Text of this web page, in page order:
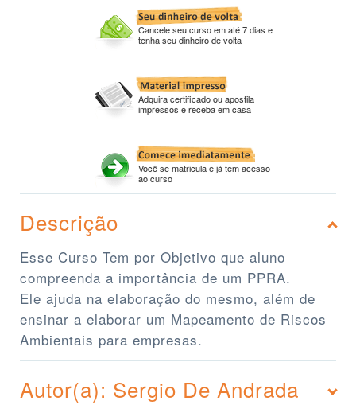
Cancele seu curso em até 7 dias e
tenha seu dinheiro de volta
Adquira certificado ou apostila
impressos e receba em casa
Você se matricula e já tem acesso
ao curso
Descrição
Esse Curso Tem por Objetivo que aluno
compreenda a importância de um PPRA.
Ele ajuda na elaboração do mesmo, além de
ensinar a elaborar um Mapeamento de Riscos
Ambientais para empresas.
Autor(a): Sergio De Andrada